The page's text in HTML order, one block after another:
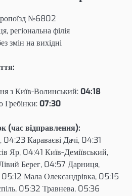
№6802
регіональна філія
змін на вихідні
з Київ-Волинський:04:18
Гребінки:07:30
(час відправлення):
Караваєві Дачі, 04:31
Яр, 04:41 Київ-Деміївський,
Берег, 04:57 Дарниця,
05:12 Мала Олександрівка, 05:15
05:32 Травнева, 05:36